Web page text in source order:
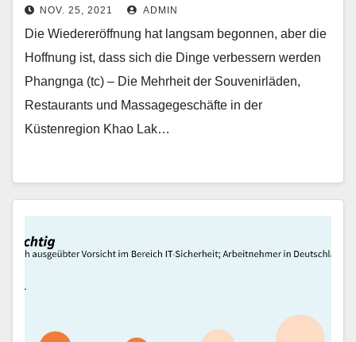
NOV. 25, 2021 ADMIN
Die Wiedereröffnung hat langsam begonnen, aber die
Hoffnung ist, dass sich die Dinge verbessern werden
Phangnga (tc) – Die Mehrheit der Souvenirläden,
Restaurants und Massagegeschäfte in der
Küstenregion Khao Lak…